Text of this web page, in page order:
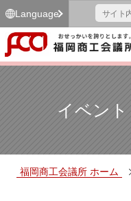
Language
イベン
福岡商工会議所 ホーム